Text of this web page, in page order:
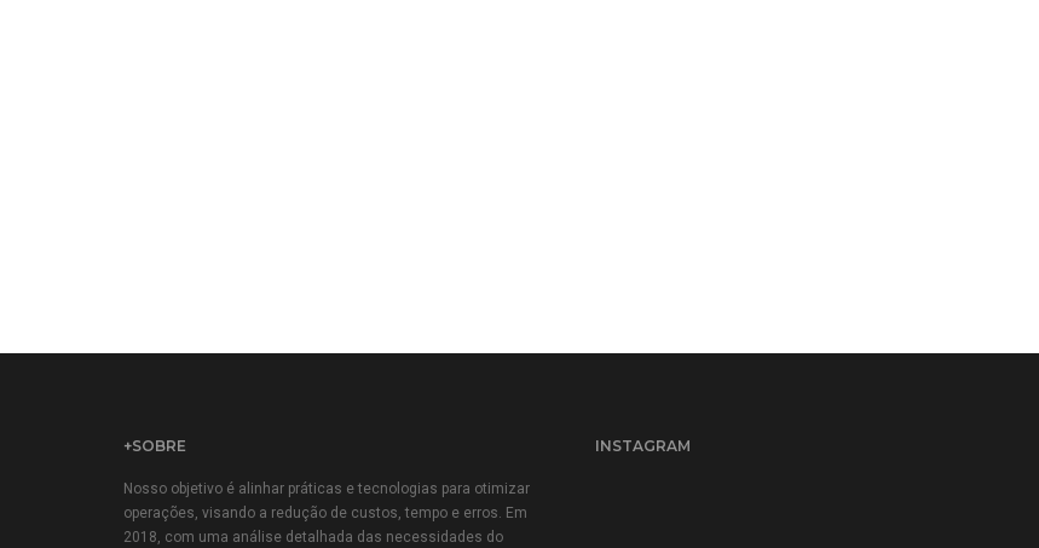
+SOBRE
Nosso objetivo é alinhar práticas e tecnologias para otimizar
operações, visando a redução de custos, tempo e erros. Em
2018, com uma análise detalhada das necessidades do
INSTAGRAM